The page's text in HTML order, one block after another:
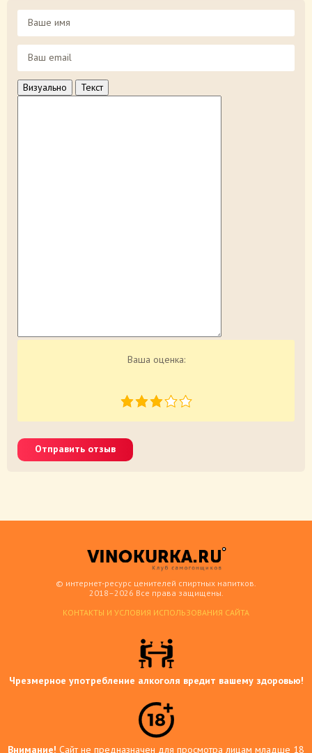
Визуально Текст
Ваша оценка:
Отправить отзыв
© интернет-ресурс ценителей спиртных напитков.
2018–2026 Все права защищены.
КОНТАКТЫ И УСЛОВИЯ ИСПОЛЬЗОВАНИЯ САЙТА
Чрезмерное употребление алкоголя вредит вашему здоровью!
Внимание! Сайт не предназначен для просмотра лицам младше 18